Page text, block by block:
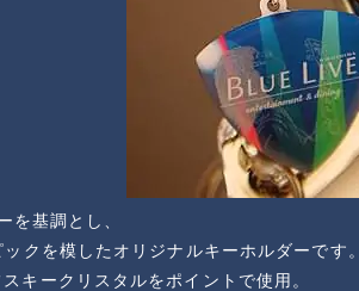
基調とし、
クを模したオリジナルキーホルダーです。
キークリスタルをポイントで使用。